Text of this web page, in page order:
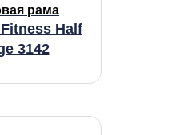
рама
Half
3142